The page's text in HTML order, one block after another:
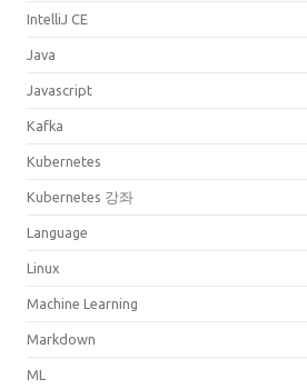
IntelliJ CE
Java
Javascript
Kafka
Kubernetes
Kubernetes 강좌
Language
Linux
Machine Learning
Markdown
ML